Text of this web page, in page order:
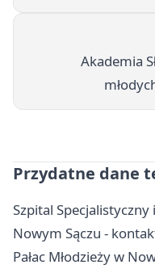
Akademia
Przydatne dane
Szpital
Nowym Sączu -
Pałac Młodzieży w